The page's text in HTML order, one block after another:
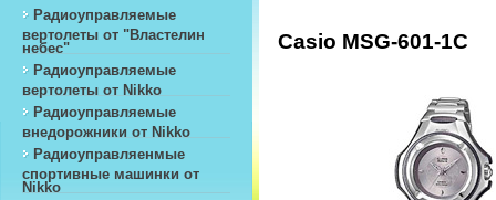
Радиоуправляемые
вертолеты от "Властелин
небес"
Радиоуправляемые
вертолеты от Nikko
Радиоуправляемые
внедорожники от Nikko
Радиоуправляенмые
спортивные машинки от
Nikko
Casio MSG-601-1C